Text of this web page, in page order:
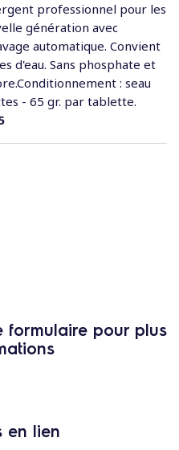
professionnel pour les
génération avec
automatique. Convient
d'eau. Sans phosphate et
: seau
- 65 gr. par tablette.
formulaire pour plus
en lien